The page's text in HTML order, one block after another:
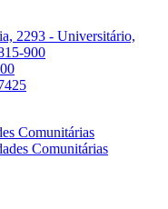
2293 - Universitário,
900